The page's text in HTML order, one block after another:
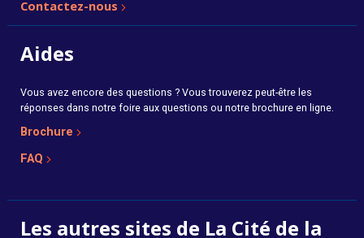
Contactez-nous
Aides
Vous avez encore des questions ? Vous trouverez peut-être les
réponses dans notre foire aux questions ou notre brochure en ligne.
Brochure
FAQ
Les autres sites de La Cité de la